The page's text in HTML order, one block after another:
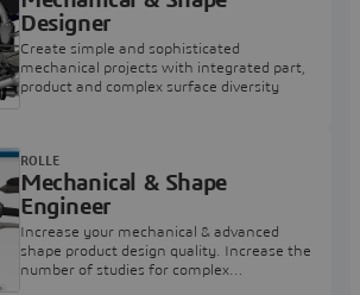
Designer
Create simple and sophisticated
mechanical projects with integrated part,
product and complex surface diversity
Mechanical & Shape
Engineer
Increase your mechanical & advanced
shape product design quality. Increase the
number of studies for complex
ROLLE